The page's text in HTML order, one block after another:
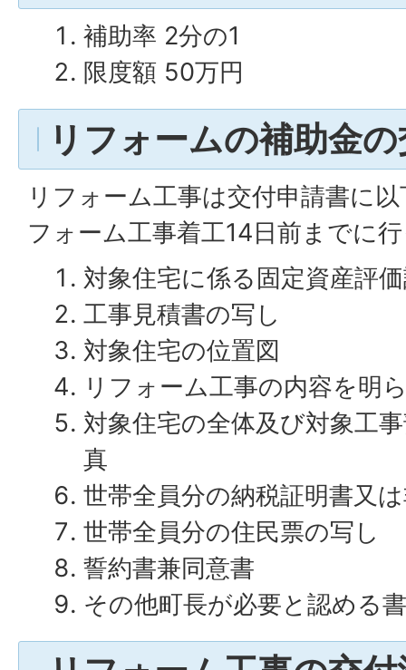
補助率 2分の1
限度額 50万円
リフォームの補助金
リフォーム工事は交付申請書に
フォーム工事着工14日前までに
対象住宅に係る固定資産評
工事見積書の写し
対象住宅の位置図
リフォーム工事の内容を明
対象住宅の全体及び対象工
真
世帯全員分の納税証明書又
世帯全員分の住民票の写し
誓約書兼同意書
その他町長が必要と認める